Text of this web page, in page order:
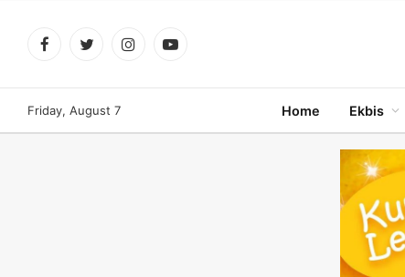
FacebookTwitterInstagramYouTube
Friday, August 7 Home Ekbis